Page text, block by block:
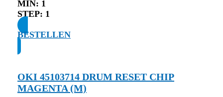
MIN: 1
STEP: 1
BESTELLEN
OKI 45103714 DRUM RESET CHIP
MAGENTA (M)